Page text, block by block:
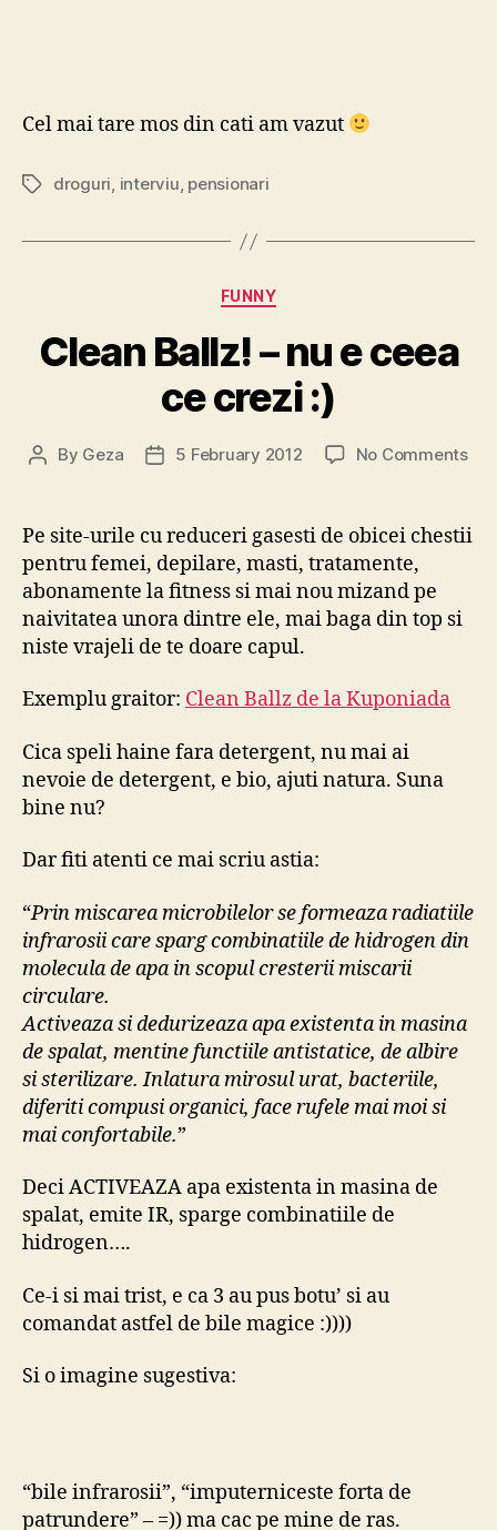
Cel mai tare mos din cati am vazut
Tagsdroguri, interviu, pensionari
Categories
FUNNY
Clean Ballz! – nu e ceea
ce crezi :)
Post
By Geza
Post5 February 2012 No Commentson
–
Pe site-urile cu reduceri gasesti de obicei chestii
pentru femei, depilare, masti, tratamente,
abonamente la fitness si mai nou mizand pe
naivitatea unora dintre ele, mai baga din top si
niste vrajeli de te doare capul.
Exemplu graitor: Clean Ballz de la Kuponiada
Cica speli haine fara detergent, nu mai ai
nevoie de detergent, e bio, ajuti natura. Suna
bine nu?
Dar fiti atenti ce mai scriu astia:
“Prin miscarea microbilelor se formeaza radiatiile
infrarosii care sparg combinatiile de hidrogen din
molecula de apa in scopul cresterii miscarii
circulare.
Activeaza si dedurizeaza apa existenta in masina
de spalat, mentine functiile antistatice, de albire
si sterilizare. Inlatura mirosul urat, bacteriile,
diferiti compusi organici, face rufele mai moi si
mai confortabile.”
Deci ACTIVEAZA apa existenta in masina de
spalat, emite IR, sparge combinatiile de
hidrogen….
Ce-i si mai trist, e ca 3 au pus botu’ si au
comandat astfel de bile magice :))))
Si o imagine sugestiva:
“bile infrarosii”, “imputerniceste forta de
patrundere” – =)) ma cac pe mine de ras.